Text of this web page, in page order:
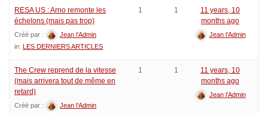
RESA US : Arno remonte les
échelons (mais pas trop)
Créé par :
Jean l’Admin
in:
LES DERNIERS ARTICLES
1 1
11 years, 10
months ago
Jean l’Admin
The Crew reprend de la vitesse
(mais arrivera tout de même en
retard)
Créé par :
Jean l’Admin
1 1
11 years, 10
months ago
Jean l’Admin